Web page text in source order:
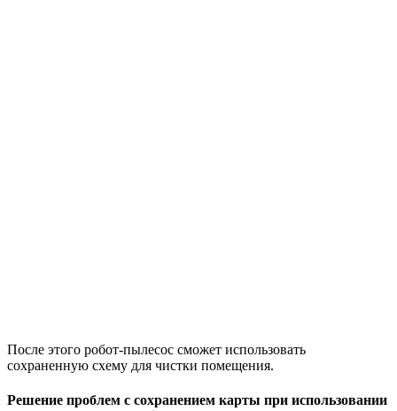
После этого робот-пылесос сможет использовать
сохраненную схему для чистки помещения.
Решение проблем с сохранением карты при использовании